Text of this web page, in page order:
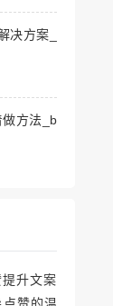
决方案_
做方法_b